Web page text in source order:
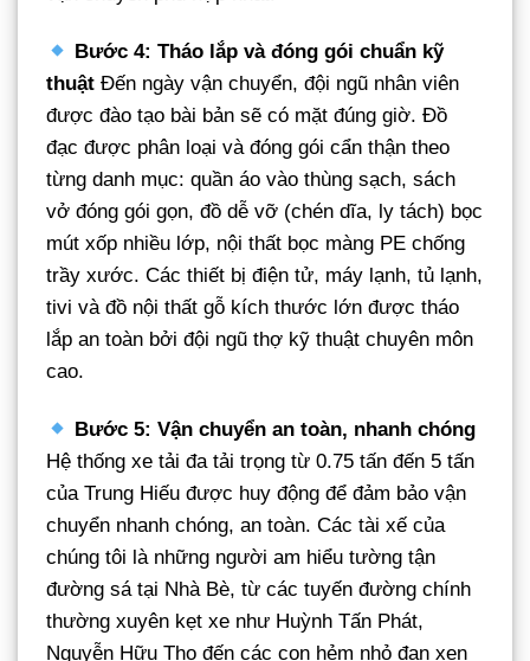
Bước 4: Tháo lắp và đóng gói chuẩn kỹ
thuật Đến ngày vận chuyển, đội ngũ nhân viên
được đào tạo bài bản sẽ có mặt đúng giờ. Đồ
đạc được phân loại và đóng gói cẩn thận theo
từng danh mục: quần áo vào thùng sạch, sách
vở đóng gói gọn, đồ dễ vỡ (chén dĩa, ly tách) bọc
mút xốp nhiều lớp, nội thất bọc màng PE chống
trầy xước. Các thiết bị điện tử, máy lạnh, tủ lạnh,
tivi và đồ nội thất gỗ kích thước lớn được tháo
lắp an toàn bởi đội ngũ thợ kỹ thuật chuyên môn
cao.
Bước 5: Vận chuyển an toàn, nhanh chóng
Hệ thống xe tải đa tải trọng từ 0.75 tấn đến 5 tấn
của Trung Hiếu được huy động để đảm bảo vận
chuyển nhanh chóng, an toàn. Các tài xế của
chúng tôi là những người am hiểu tường tận
đường sá tại Nhà Bè, từ các tuyến đường chính
thường xuyên kẹt xe như Huỳnh Tấn Phát,
Nguyễn Hữu Thọ đến các con hẻm nhỏ đan xen